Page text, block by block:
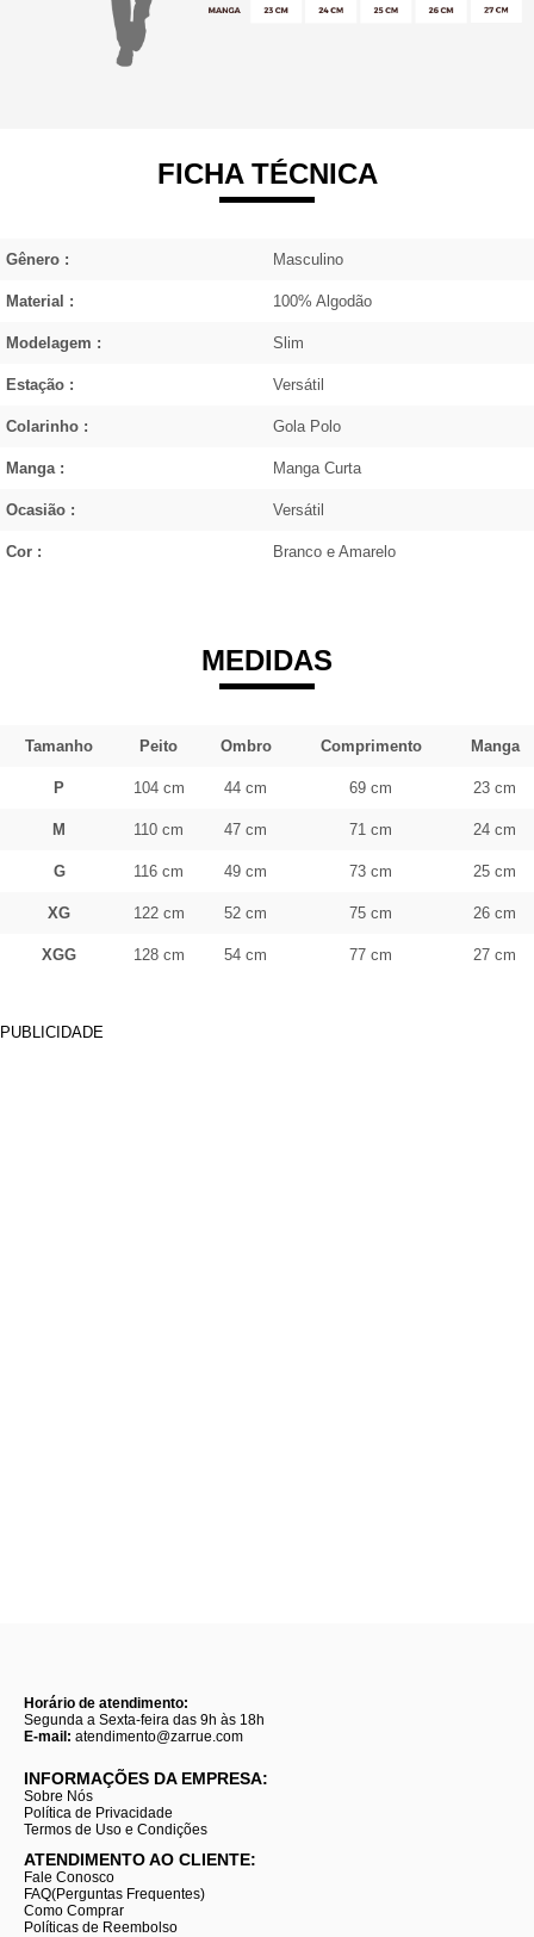
FICHA TÉCNICA
Gênero : Masculino
Material : 100% Algodão
Modelagem : Slim
Estação : Versátil
Colarinho : Gola Polo
Manga : Manga Curta
Ocasião : Versátil
Cor : Branco e Amarelo
MEDIDAS
Tamanho Peito Ombro Comprimento Manga
P 104 cm 44 cm 69 cm 23 cm
M 110 cm 47 cm 71 cm 24 cm
G 116 cm 49 cm 73 cm 25 cm
XG 122 cm 52 cm 75 cm 26 cm
XGG 128 cm 54 cm 77 cm 27 cm
PUBLICIDADE
Horário de atendimento:
Segunda a Sexta-feira das 9h às 18h
E-mail: atendimento@zarrue.com
INFORMAÇÕES DA EMPRESA:
Sobre Nós
Política de Privacidade
Termos de Uso e Condições
ATENDIMENTO AO CLIENTE:
Fale Conosco
FAQ(Perguntas Frequentes)
Como Comprar
Políticas de Reembolso